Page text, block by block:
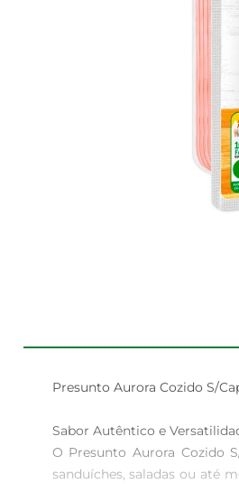
Presunto Aurora Cozido S/
Sabor Autêntico e
O Presunto Aurora Cozido
sanduíches, saladas ou até